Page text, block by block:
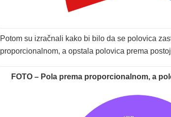
Potom su izračnali kako bi bilo da se polovica
proporcionalnom, a opstala polovica prema
FOTO – Pola prema proporcionalnom, a